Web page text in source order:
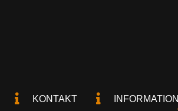
KONTAKT INFORMATION